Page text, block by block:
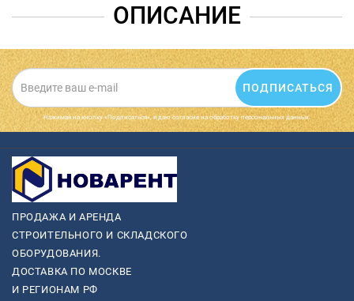
ОПИСАНИЕ
ПОДПИСАТЬСЯ
Нажимая на кнопку «Подписаться», я даю cогласие на обработку персональных данных.
ПРОДАЖА И АРЕНДА
СТРОИТЕЛЬНОГО И СКЛАДСКОГО
ОБОРУДОВАНИЯ.
ДОСТАВКА ПО МОСКВЕ
И РЕГИОНАМ РФ